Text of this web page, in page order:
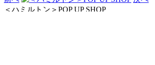
＜ハミルトン＞POP UP SHOP